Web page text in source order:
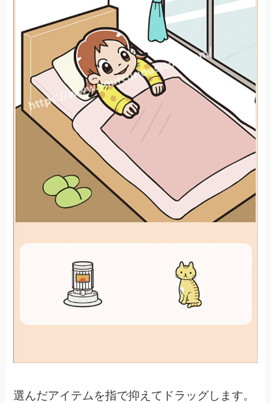
選んだアイテムを指で抑えてドラッグします。